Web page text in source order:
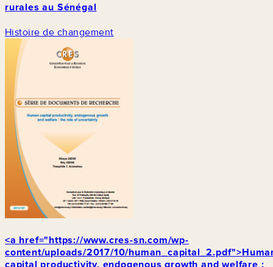
rurales au Sénégal
Histoire de changement
<a href="https://www.cres-sn.com/wp-
content/uploads/2017/10/